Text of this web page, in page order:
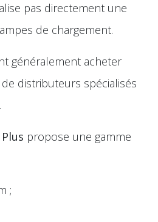
pas directement une
de chargement.
généralement acheter
distributeurs spécialisés
propose une gamme
;